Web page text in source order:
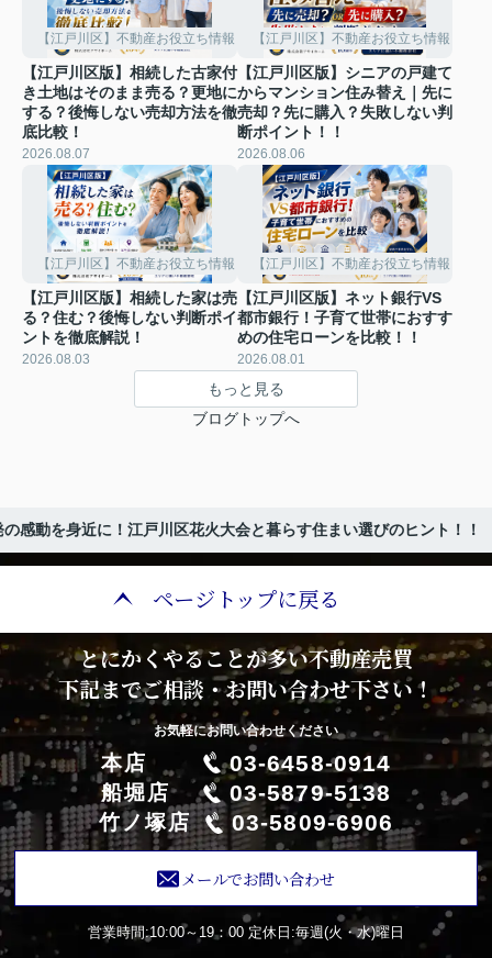
【江戸川区】不動産お役立ち情報
【江戸川区版】相続した古家付
き土地はそのまま売る？更地に
する？後悔しない売却方法を徹
底比較！
2026.08.07
【江戸川区】不動産お役立ち情報
【江戸川区版】シニアの戸建て
からマンション住み替え｜先に
売却？先に購入？失敗しない判
断ポイント！！
2026.08.06
【江戸川区】不動産お役立ち情報
【江戸川区版】相続した家は売
る？住む？後悔しない判断ポイ
ントを徹底解説！
2026.08.03
【江戸川区】不動産お役立ち情報
【江戸川区版】ネット銀行VS
都市銀行！子育て世帯におすす
めの住宅ローンを比較！！
2026.08.01
もっと見る
ブログトップへ
感動を身近に！江戸川区花火大会と暮らす住まい選びのヒント！！
ページトップに戻る
とにかくやることが多い不動産売買
下記までご相談・お問い合わせ下さい！
お気軽にお問い合わせください
本店 03-6458-0914
船堀店 03-5879-5138
竹ノ塚店 03-5809-6906
メールでお問い合わせ
営業時間:10:00～19：00 定休日:毎週(火・水)曜日